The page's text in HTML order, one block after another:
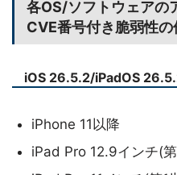
各OS/ソフトウェアの
CVE番号付き脆弱性の
iOS 26.5.2/iPadOS
iPhone 11以降
iPad Pro 12.9インチ(